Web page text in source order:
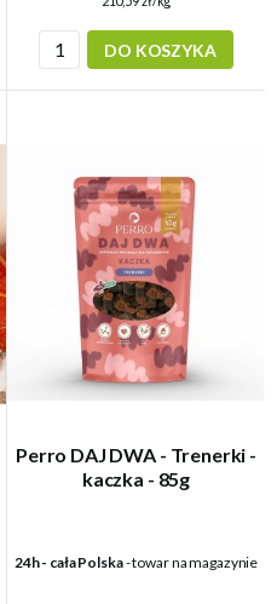
DO KOSZYKA
Perro DAJ DWA - Trenerki -
kaczka - 85g
24h - cała Polska- towar na magazynie